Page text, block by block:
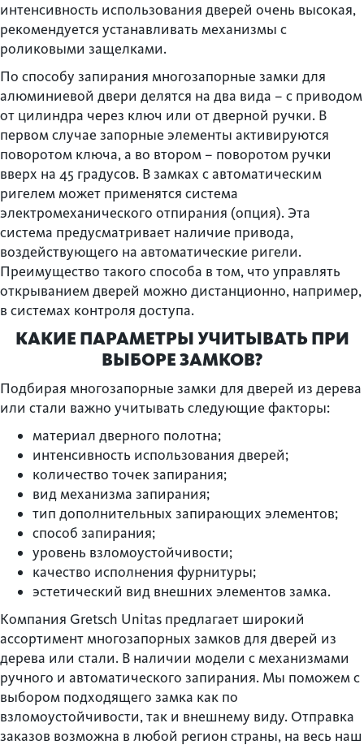
интенсивность использования дверей очень высокая,
рекомендуется устанавливать механизмы с
роликовыми защелками.
По способу запирания многозапорные замки для
алюминиевой двери делятся на два вида – с приводом
от цилиндра через ключ или от дверной ручки. В
первом случае запорные элементы активируются
поворотом ключа, а во втором – поворотом ручки
вверх на 45 градусов. В замках с автоматическим
ригелем может применятся система
электромеханического отпирания (опция). Эта
система предусматривает наличие привода,
воздействующего на автоматические ригели.
Преимущество такого способа в том, что управлять
открыванием дверей можно дистанционно, например,
в системах контроля доступа.
КАКИЕ ПАРАМЕТРЫ УЧИТЫВАТЬ ПРИ
ВЫБОРЕ ЗАМКОВ?
Подбирая многозапорные замки для дверей из дерева
или стали важно учитывать следующие факторы:
материал дверного полотна;
интенсивность использования дверей;
количество точек запирания;
вид механизма запирания;
тип дополнительных запирающих элементов;
способ запирания;
уровень взломоустойчивости;
качество исполнения фурнитуры;
эстетический вид внешних элементов замка.
Компания Gretsch Unitas предлагает широкий
ассортимент многозапорных замков для дверей из
дерева или стали. В наличии модели с механизмами
ручного и автоматического запирания. Мы поможем с
выбором подходящего замка как по
взломоустойчивости, так и внешнему виду. Отправка
заказов возможна в любой регион страны, на весь наш